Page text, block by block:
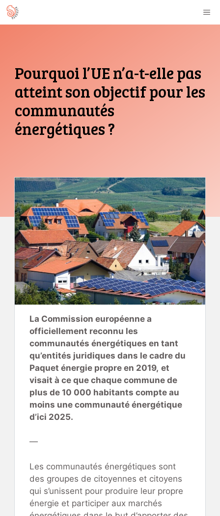
Aller
au
Pourquoi l’UE n’a-t-elle pas
atteint son objectif pour les
communautés
énergétiques ?
La Commission européenne a
officiellement reconnu les
communautés énergétiques en tant
qu’entités juridiques dans le cadre du
Paquet énergie propre en 2019, et
visait à ce que chaque commune de
plus de 10 000 habitants compte au
moins une communauté énergétique
d’ici 2025.
—
Les communautés énergétiques sont
des groupes de citoyennes et citoyens
qui s’unissent pour produire leur propre
énergie et participer aux marchés